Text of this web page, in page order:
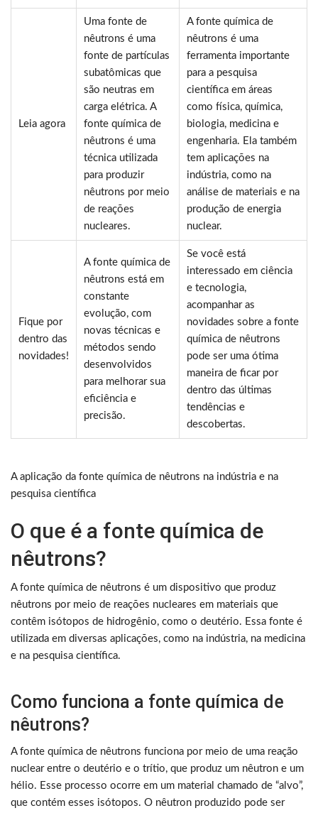
Leia agora
Uma fonte de
nêutrons é uma
fonte de partículas
subatômicas que
são neutras em
carga elétrica. A
fonte química de
nêutrons é uma
técnica utilizada
para produzir
nêutrons por meio
de reações
nucleares.
A fonte química de
nêutrons é uma
ferramenta importante
para a pesquisa
científica em áreas
como física, química,
biologia, medicina e
engenharia. Ela também
tem aplicações na
indústria, como na
análise de materiais e na
produção de energia
nuclear.
Fique por
dentro das
novidades!
A fonte química de
nêutrons está em
constante
evolução, com
novas técnicas e
métodos sendo
desenvolvidos
para melhorar sua
eficiência e
precisão.
Se você está
interessado em ciência
e tecnologia,
acompanhar as
novidades sobre a fonte
química de nêutrons
pode ser uma ótima
maneira de ficar por
dentro das últimas
tendências e
descobertas.
A aplicação da fonte química de nêutrons na indústria e na
pesquisa científica
O que é a fonte química de
nêutrons?
A fonte química de nêutrons é um dispositivo que produz
nêutrons por meio de reações nucleares em materiais que
contêm isótopos de hidrogênio, como o deutério. Essa fonte é
utilizada em diversas aplicações, como na indústria, na medicina
e na pesquisa científica.
Como funciona a fonte química de
nêutrons?
A fonte química de nêutrons funciona por meio de uma reação
nuclear entre o deutério e o trítio, que produz um nêutron e um
hélio. Esse processo ocorre em um material chamado de “alvo”,
que contém esses isótopos. O nêutron produzido pode ser